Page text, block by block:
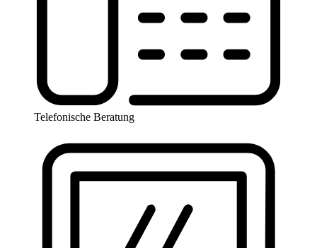
Telefonische Beratung